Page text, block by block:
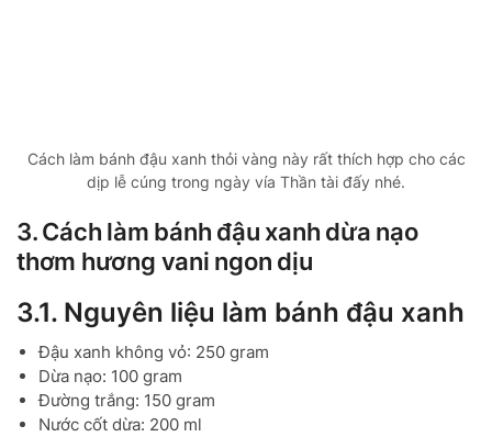
Cách làm bánh đậu xanh thỏi vàng này rất thích hợp cho các
dịp lễ cúng trong ngày vía Thần tài đấy nhé.
3. Cách làm bánh đậu xanh dừa nạo
thơm hương vani ngon dịu
3.1. Nguyên liệu làm bánh đậu xanh
Đậu xanh không vỏ: 250 gram
Dừa nạo: 100 gram
Đường trắng: 150 gram
Nước cốt dừa: 200 ml